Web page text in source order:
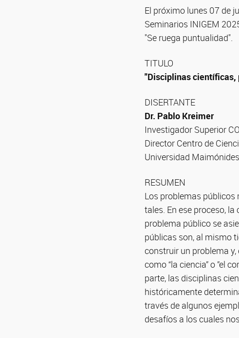
El próximo lunes 07 de
Seminarios INIGEM
"Se ruega puntualidad".
TITULO
"Disciplinas científicas,
DISERTANTE
Dr. Pablo Kreimer
Investigador Superior
Director Centro de
Universidad Maimónides
RESUMEN
Los problemas
tales. En ese proceso,
problema público se
públicas son, al mismo
construir un problema
como “la ciencia” o ”el
parte, las disciplinas
históricamente
través de algunos
desafíos a los cuales